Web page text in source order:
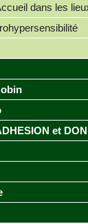
dans les
et DON